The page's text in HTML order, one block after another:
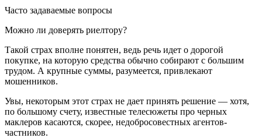
Часто задаваемые вопросы
Можно ли доверять риелтору?
Такой страх вполне понятен, ведь речь идет о дорогой
покупке, на которую средства обычно собирают с большим
трудом. А крупные суммы, разумеется, привлекают
мошенников.
Увы, некоторым этот страх не дает принять решение — хотя,
по большому счету, известные телесюжеты про черных
маклеров касаются, скорее, недобросовестных агентов-
частников.